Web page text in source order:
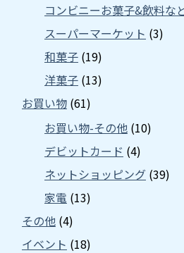
コンビニーお菓子&飲料な
スーパーマーケット (3)
和菓子 (19)
洋菓子 (13)
お買い物 (61)
お買い物-その他 (10)
デビットカード (4)
ネットショッピング (39)
家電 (13)
その他 (4)
イベント (18)